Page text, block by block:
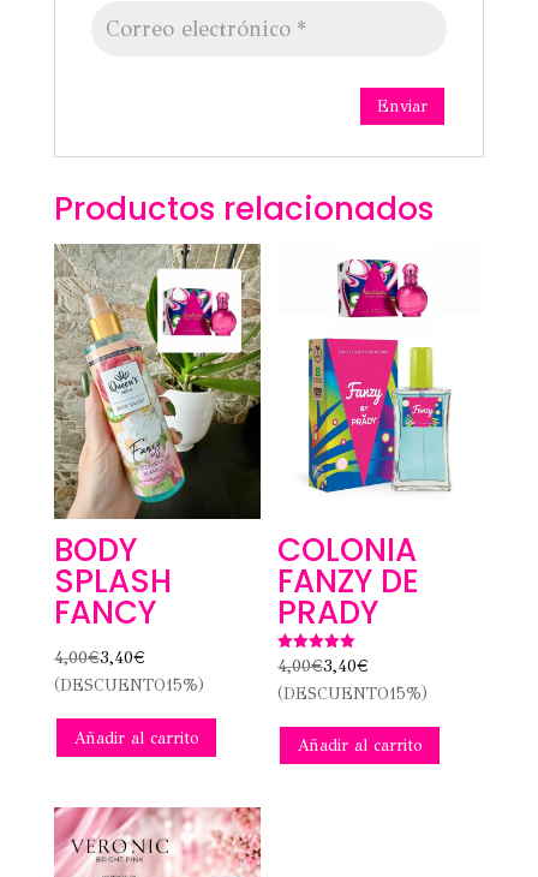
Productos relacionados
BODY
SPLASH
FANCY
4,00€3,40€
(DESCUENTO15%)
Añadir al carrito
COLONIA
FANZY DE
PRADY
Valorado
con
5.00
de 5
4,00€3,40€
(DESCUENTO15%)
Añadir al carrito